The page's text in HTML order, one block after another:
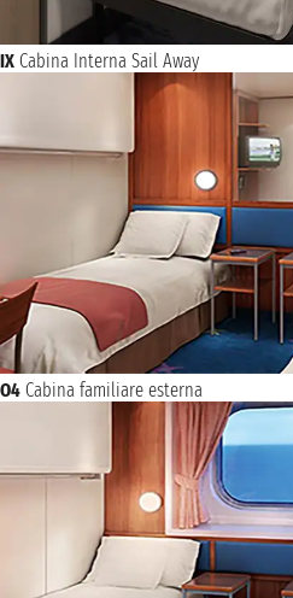
IX Cabina Interna Sail Away
O4 Cabina familiare esterna